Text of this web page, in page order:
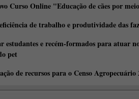
Curso Online "Educação de cães por
de trabalho e produtividade das
estudantes e recém-formados para atuar
pet
de recursos para o Censo Agropecuário